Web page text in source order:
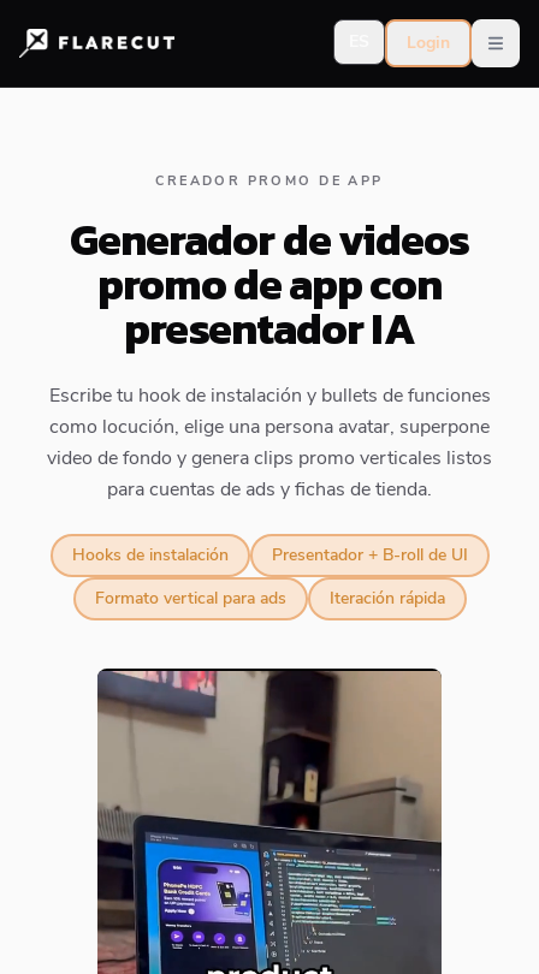
Login
CREADOR PROMO DE APP
Generador de videos
promo de app con
presentador IA
Escribe tu hook de instalación y bullets de funciones
como locución, elige una persona avatar, superpone
video de fondo y genera clips promo verticales listos
para cuentas de ads y fichas de tienda.
Hooks de instalación
Presentador + B-roll de UI
Formato vertical para ads
Iteración rápida